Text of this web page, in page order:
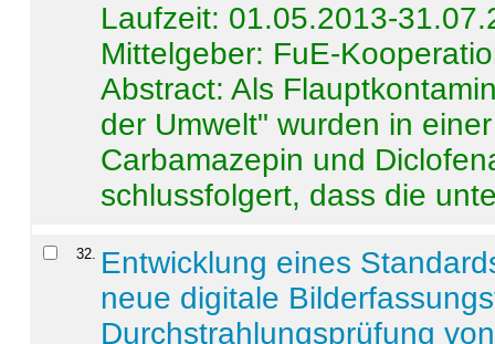
Laufzeit: 01.05.2013-
Mittelgeber: FuE-
Abstract:Als
der Umwelt" wurden in
Carbamazepin und
schlussfolgert, dass die
32. Entwicklung eines
neue digitale
Durchstrahlungsprüfung